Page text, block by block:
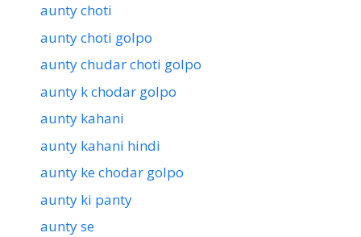
aunty choti
aunty choti golpo
aunty chudar choti golpo
aunty k chodar golpo
aunty kahani
aunty kahani hindi
aunty ke chodar golpo
aunty ki panty
aunty se